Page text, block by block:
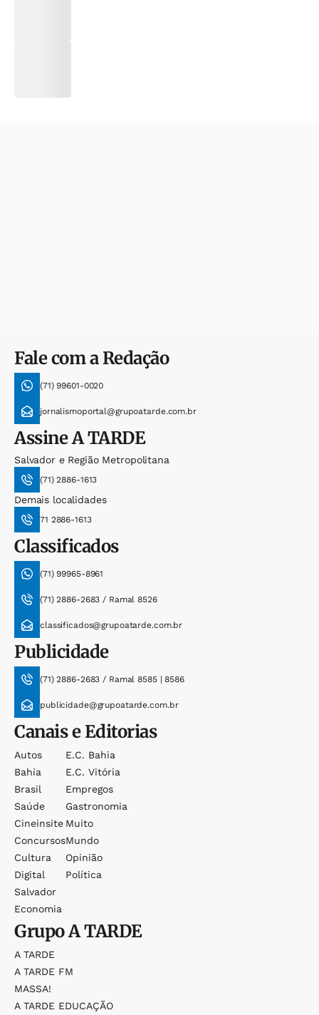
Fale com a Redação
(71) 99601-0020
jornalismoportal@grupoatarde.com.br
AssineA TARDE
Salvador e Região Metropolitana
(71) 2886-1613
Demais localidades
71 2886-1613
Classificados
(71) 99965-8961
(71) 2886-2683 / Ramal 8526
classificados@grupoatarde.com.br
Publicidade
(71) 2886-2683 / Ramal 8585 | 8586
publicidade@grupoatarde.com.br
Canais e Editorias
Autos
Bahia
Brasil
Saúde
Cineinsite
Concursos
Cultura
Digital
Salvador
Economia
E.c. Bahia
E.c. Vitória
Empregos
Gastronomia
Muito
Mundo
Opinião
Política
GrupoA TARDE
A TARDE
A TARDE FM
MASSA!
A TARDE EDUCAÇÃO